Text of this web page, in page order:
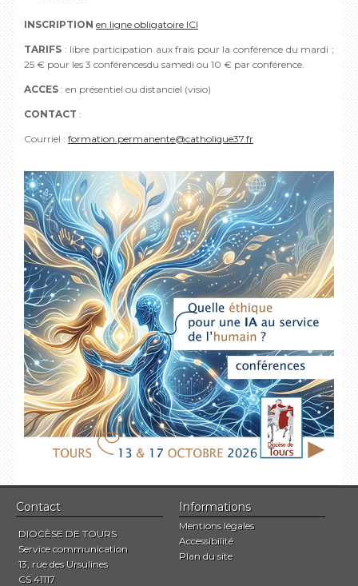
INSCRIPTION en ligne obligatoire ICI
TARIFS : libre participation aux frais pour la conférence du mardi ;
25 € pour les 3 conférencesdu samedi ou 10 € par conférence.
ACCES : en présentiel ou distanciel (visio)
CONTACT :
Courriel : formation.permanente@catholique37.fr
Contact
DIOCÈSE DE TOURS
Service communication
13, rue des Ursulines
CS 41117
Informations
Mentions légales
Accessibilité
Plan du site